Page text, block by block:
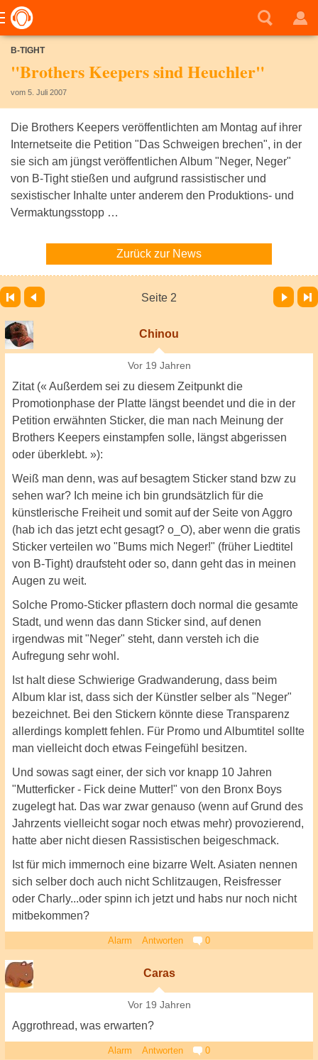
B-TIGHT
"Brothers Keepers sind Heuchler"
vom 5. Juli 2007
Die Brothers Keepers veröffentlichten am Montag auf ihrer
Internetseite die Petition "Das Schweigen brechen", in der
sie sich am jüngst veröffentlichen Album "Neger, Neger"
von B-Tight stießen und aufgrund rassistischer und
sexistischer Inhalte unter anderem den Produktions- und
Vermaktungsstopp …
Zurück zur News
Seite 2
Vor Letzte Seite
Chinou
Vor 19 Jahren
Zitat (« Außerdem sei zu diesem Zeitpunkt die
Promotionphase der Platte längst beendet und die in der
Petition erwähnten Sticker, die man nach Meinung der
Brothers Keepers einstampfen solle, längst abgerissen
oder überklebt. »):
Weiß man denn, was auf besagtem Sticker stand bzw zu
sehen war? Ich meine ich bin grundsätzlich für die
künstlerische Freiheit und somit auf der Seite von Aggro
(hab ich das jetzt echt gesagt? o_O), aber wenn die gratis
Sticker verteilen wo "Bums mich Neger!" (früher Liedtitel
von B-Tight) draufsteht oder so, dann geht das in meinen
Augen zu weit.
Solche Promo-Sticker pflastern doch normal die gesamte
Stadt, und wenn das dann Sticker sind, auf denen
irgendwas mit "Neger" steht, dann versteh ich die
Aufregung sehr wohl.
Ist halt diese Schwierige Gradwanderung, dass beim
Album klar ist, dass sich der Künstler selber als "Neger"
bezeichnet. Bei den Stickern könnte diese Transparenz
allerdings komplett fehlen. Für Promo und Albumtitel sollte
man vielleicht doch etwas Feingefühl besitzen.
Und sowas sagt einer, der sich vor knapp 10 Jahren
"Mutterficker - Fick deine Mutter!" von den Bronx Boys
zugelegt hat. Das war zwar genauso (wenn auf Grund des
Jahrzents vielleicht sogar noch etwas mehr) provozierend,
hatte aber nicht diesen Rassistischen beigeschmack.
Ist für mich immernoch eine bizarre Welt. Asiaten nennen
sich selber doch auch nicht Schlitzaugen, Reisfresser
oder Charly...oder spinn ich jetzt und habs nur noch nicht
mitbekommen?
Alarm Antworten 0
Caras
Vor 19 Jahren
Aggrothread, was erwarten?
Alarm Antworten 0